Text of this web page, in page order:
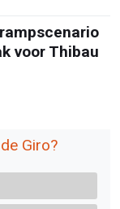
voor Thibau
Giro?